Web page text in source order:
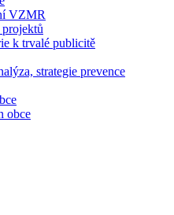
VZMR
k trvalé publicitě
strategie prevence
obce